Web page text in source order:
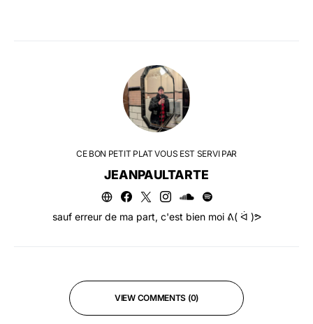
CE BON PETIT PLAT VOUS EST SERVI PAR
JEANPAULTARTE
sauf erreur de ma part, c'est bien moi ᕕ( ᐛ )ᕗ
VIEW COMMENTS (0)